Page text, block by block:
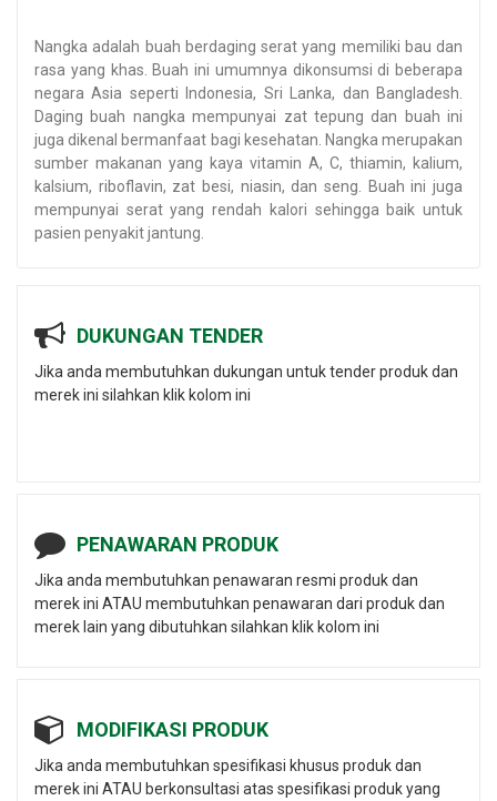
Nangka adalah buah berdaging serat yang memiliki bau dan
rasa yang khas. Buah ini umumnya dikonsumsi di beberapa
negara Asia seperti Indonesia, Sri Lanka, dan Bangladesh.
Daging buah nangka mempunyai zat tepung dan buah ini
juga dikenal bermanfaat bagi kesehatan. Nangka merupakan
sumber makanan yang kaya vitamin A, C, thiamin, kalium,
kalsium, riboflavin, zat besi, niasin, dan seng. Buah ini juga
mempunyai serat yang rendah kalori sehingga baik untuk
pasien penyakit jantung.
DUKUNGAN TENDER
Jika anda membutuhkan dukungan untuk tender produk dan
merek ini silahkan klik kolom ini
PENAWARAN PRODUK
Jika anda membutuhkan penawaran resmi produk dan
merek ini ATAU membutuhkan penawaran dari produk dan
merek lain yang dibutuhkan silahkan klik kolom ini
MODIFIKASI PRODUK
Jika anda membutuhkan spesifikasi khusus produk dan
merek ini ATAU berkonsultasi atas spesifikasi produk yang